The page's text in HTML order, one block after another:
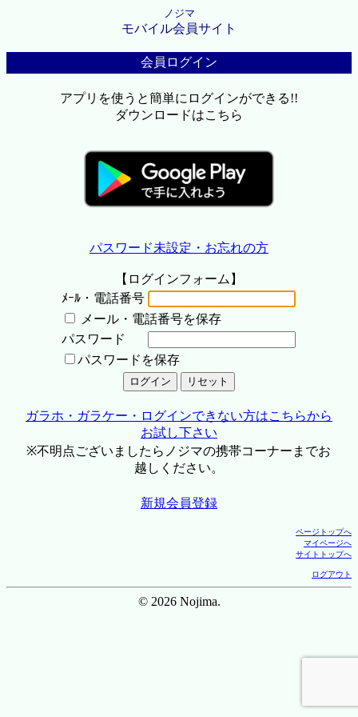
ノジマ
モバイル会員サイト
会員ログイン
アプリを使うと簡単にログインができる!!
ダウンロードはこちら
パスワード未設定・お忘れの方
【ログインフォーム】
ﾒｰﾙ・電話番号
メール・電話番号を保存
パスワード
パスワードを保存
ガラホ・ガラケー・ログインできない方はこちらから
お試し下さい
※不明点ございましたらノジマの携帯コーナーまでお
越しください。
新規会員登録
ページトップへ
マイページへ
サイトトップへ
ログアウト
© 2026 Nojima.